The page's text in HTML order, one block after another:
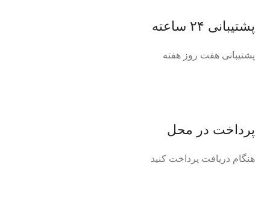
پشتیبانی ۲۴ ساعته
پشتیبانی هفت روز هفته
پرداخت در محل
هنگام دریافت پرداخت کنید